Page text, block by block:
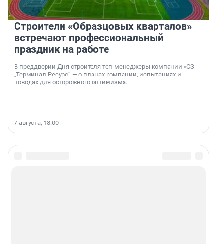
Строители «Образцовых кварталов»
встречают профессиональный
праздник на работе
В преддверии Дня строителя топ-менеджеры компании «СЗ
„Терминал-Ресурс“ — о планах компании, испытаниях и
поводах для осторожного оптимизма.
7 августа, 18:00